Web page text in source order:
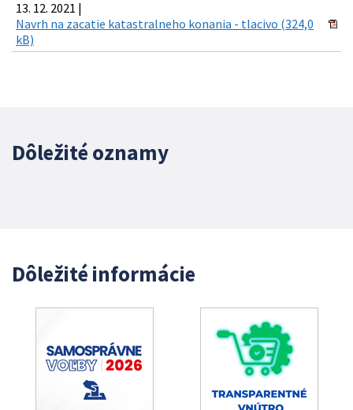
13. 12. 2021 |
Navrh na zacatie katastralneho konania - tlacivo (324,0
kB)
Dôležité oznamy
Dôležité informácie